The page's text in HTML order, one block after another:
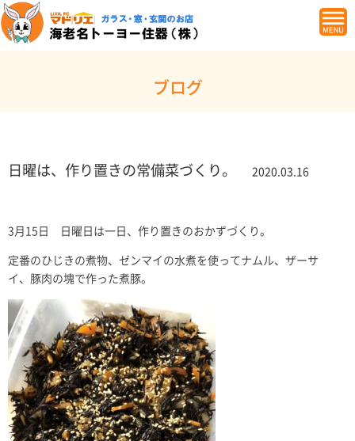
ブログ
日曜は、作り置きの常備菜づくり。 2020.03.16
3月15日 日曜日は一日、作り置きのおかずづくり。
定番のひじきの煮物、ゼンマイの水煮を使ってナムル、ザーサ
イ、豚肉の塊で作った煮豚。